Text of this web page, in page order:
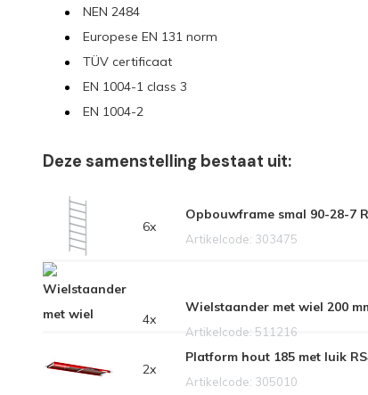
NEN 2484
Europese EN 131 norm
TÜV certificaat
EN 1004-1 class 3
EN 1004-2
Deze samenstelling bestaat uit:
6x
Opbouwframe smal 90-28-7
Artikelcode: 303475
4x
Wielstaander met wiel 200
Artikelcode: 511216
2x
Platform hout 185 met luik
Artikelcode: 305010